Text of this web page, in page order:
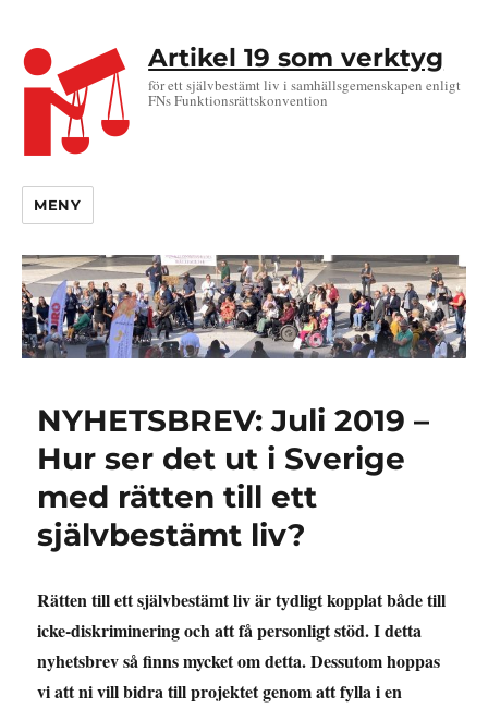
Artikel 19 som verktyg
för ett självbestämt liv i samhällsgemenskapen enligt
FNs Funktionsrättskonvention
MENY
NYHETSBREV: Juli 2019 –
Hur ser det ut i Sverige
med rätten till ett
självbestämt liv?
Rätten till ett självbestämt liv är tydligt kopplat både till
icke-diskriminering och att få personligt stöd. I detta
nyhetsbrev så finns mycket om detta. Dessutom hoppas
vi att ni vill bidra till projektet genom att fylla i en